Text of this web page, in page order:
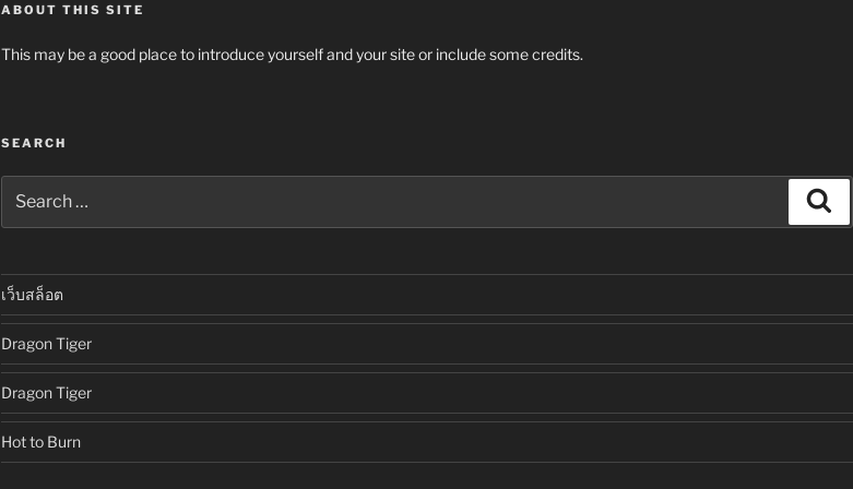
ABOUT THIS SITE
This may be a good place to introduce yourself and your site or include some credits.
SEARCH
for:
เว็บสล็อต
Dragon Tiger
Dragon Tiger
Hot to Burn